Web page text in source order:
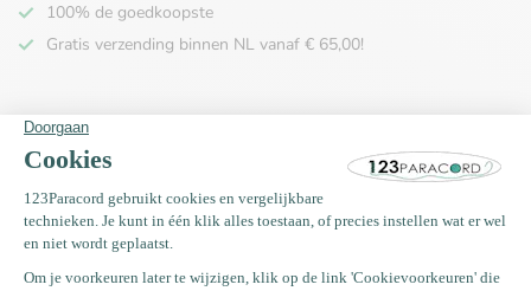
100% de goedkoopste
Gratis verzending binnen NL vanaf € 65,00!
Productomschrijving
Specificaties